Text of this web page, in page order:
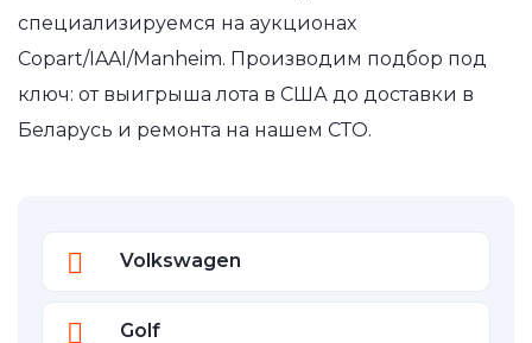
специализируемся на аукционах
Copart/IAAI/Manheim. Производим подбор под
ключ: от выигрыша лота в США до доставки в
Беларусь и ремонта на нашем СТО.
Volkswagen
Golf